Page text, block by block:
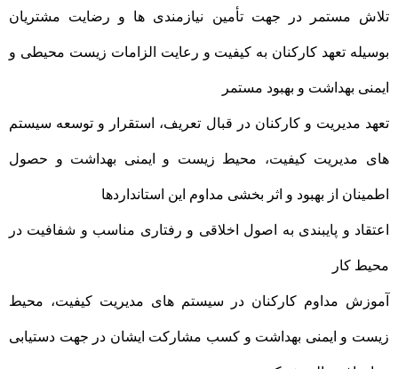
تلاش مستمر در جهت تأمین نیازمندی ها و رضایت مشتریان
بوسیله تعهد کارکنان به کیفیت و رعایت الزامات زیست محیطی و
ایمنی بهداشت و بهبود مستمر
تعهد مدیریت و کارکنان در قبال تعریف، استقرار و توسعه سیستم
های مدیریت کیفیت، محیط زیست و ایمنی بهداشت و حصول
اطمینان از بهبود و اثر بخشی مداوم این استانداردها
اعتقاد و پایبندی به اصول اخلاقی و رفتاری مناسب و شفافیت در
محیط کار
آموزش مداوم کارکنان در سیستم های مدیریت کیفیت، محیط
زیست و ایمنی بهداشت و کسب مشارکت ایشان در جهت دستیابی